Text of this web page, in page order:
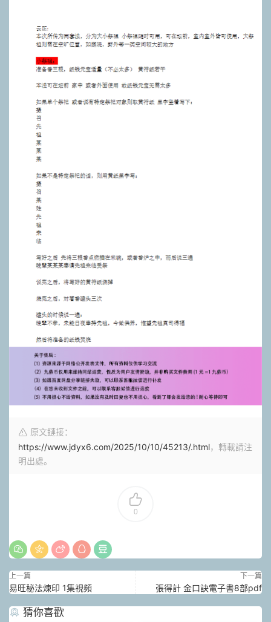
原文鏈接：
https://www.jdyx6.com/2025/10/10/45213/.html，轉載請注
明出處。
0
上一篇
易旺秘法煉印 1集視頻
下一篇
張得計 金口訣電子書8部pdf
猜你喜歡